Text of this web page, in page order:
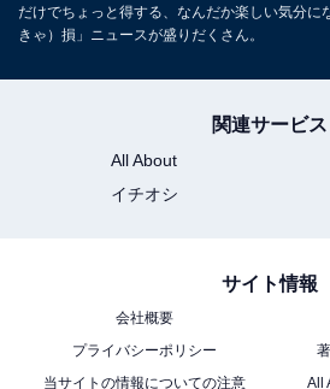
だけでちょっと得する、なんだか楽しい気分に
きゃ）損」ニュースが盛りだくさん。
関連サービス
All About
イチオシ
サイト情報
会社概要
プライバシーポリシー
当サイトの情報についての注意
All